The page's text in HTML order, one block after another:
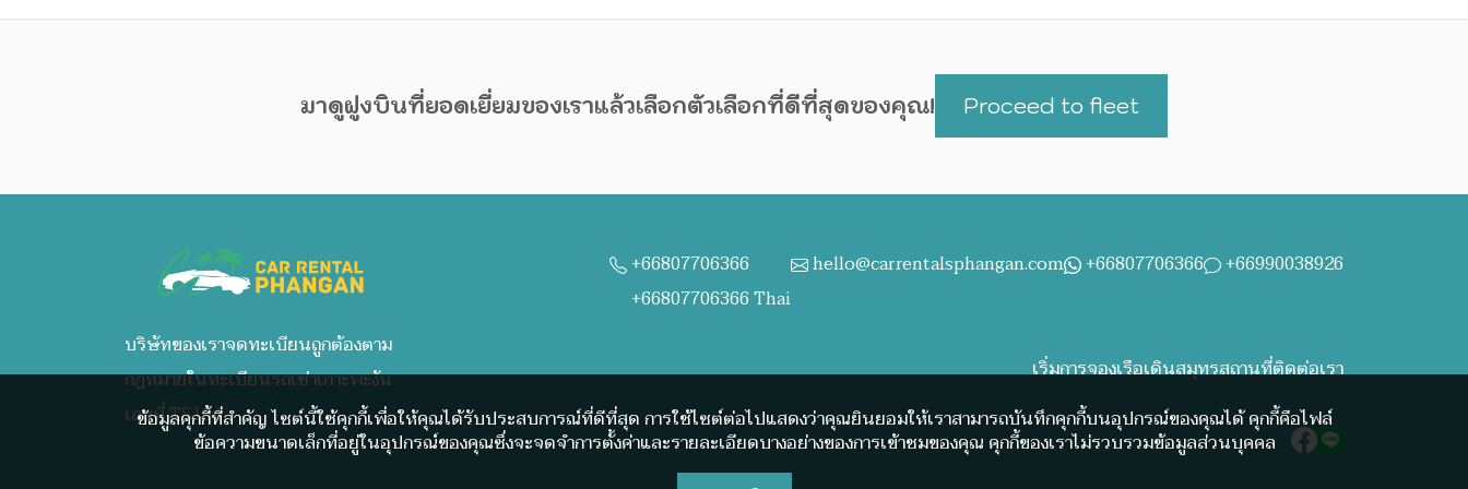
มาดูฝูงบินที่ยอดเยี่ยมของเราแล้วเลือกตัวเลือกที่ดีที่สุดของคุณ! Proceed to fleet
บริษัทของเราจดทะเบียนถูกต้องตาม
กฎหมายในทะเบียนรถเช่าเกาะพะงัน
เลขที่ TS104
+66807706366
+66807706366 Thai
hello@carrentalsphangan.com +66807706366 +66990038926
เริ่มการจองเรือเดินสมุทรสถานที่ติดต่อเรา
ข้อมูลคุกกี้ที่สำคัญ ไซต์นี้ใช้คุกกี้เพื่อให้คุณได้รับประสบการณ์ที่ดีที่สุด การใช้ไซต์ต่อไปแสดงว่าคุณยินยอมให้เราสามารถบันทึกคุกกี้บนอุปกรณ์ของคุณได้ คุกกี้คือไฟล์
ข้อความขนาดเล็กที่อยู่ในอุปกรณ์ของคุณซึ่งจะจดจำการตั้งค่าและรายละเอียดบางอย่างของการเข้าชมของคุณ คุกกี้ของเราไม่รวบรวมข้อมูลส่วนบุคคล